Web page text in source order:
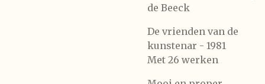
de Beeck
De vrienden van de
kunstenar - 1981
Met 26 werken